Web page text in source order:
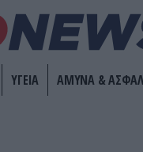
ΥΓΕΙΑ ΑΜΥΝΑ &